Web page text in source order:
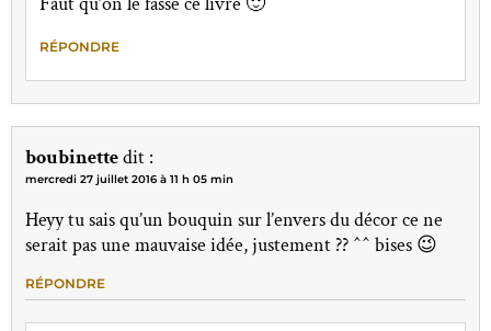
RÉPONDRE
boubinettedit :
mercredi 27 juillet 2016 à 11 h 05 min
Heyy tu sais qu’un bouquin sur l’envers du décor ce ne
serait pas une mauvaise idée, justement ?? ^^ bises 😉
RÉPONDRE